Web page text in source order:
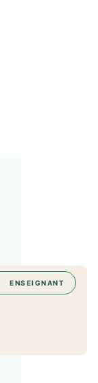
ENSEIGNANT